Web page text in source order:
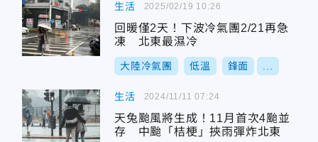
生活
回暖僅2天！下波冷氣團2/21再急
凍 北東最濕冷
大陸冷氣團 低溫 鋒面
2025/02/19 10:26
生活
天兔颱風將生成！11月首次4颱並
存 中颱「桔梗」挾雨彈炸北東
2024/11/11 07:24